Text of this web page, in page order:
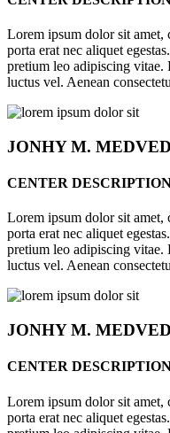
Lorem ipsum dolor sit amet,
porta erat nec aliquet
pretium leo adipiscing vitae.
luctus vel. Aenean
JONHYM.
CENTER
Lorem ipsum dolor sit amet,
porta erat nec aliquet
pretium leo adipiscing vitae.
luctus vel. Aenean
JONHYM.
CENTER
Lorem ipsum dolor sit amet,
porta erat nec aliquet